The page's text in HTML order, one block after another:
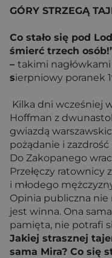
GÓRY STRZEGĄ
Co stało się pod
śmierć trzech
– takimi
sierpniowy poranek
Kilka dni wcześniej
Hoffman z
gwiazdą
pożądanie i
Do Zakopanego
Przełęczy ratownicy
i młodego
Opinia publiczna
jest winna. Ona
pamięta, nie potrafi
Jakiej strasznej
sama Mira? Co się